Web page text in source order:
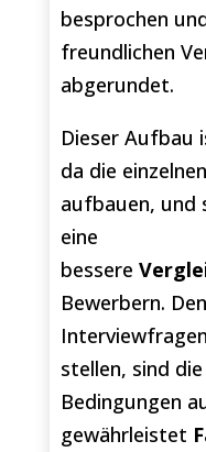
besprochen
freundlichen
abgerundet.
Dieser Aufbau
da die
aufbauen, und
eine
bessere
Bewerbern.
stellen, sind
Bedingungen
gewährleistet